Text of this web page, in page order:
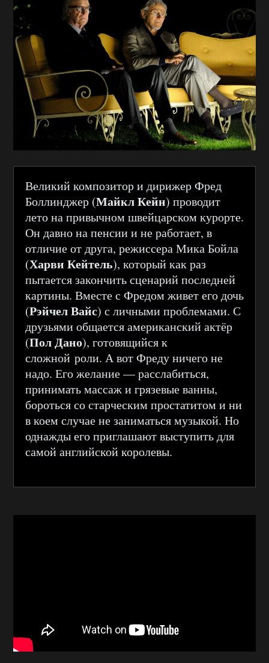
Великий композитор и дирижер Фред
Боллинджер (Майкл Кейн) проводит
лето на привычном швейцарском курорте.
Он давно на пенсии и не работает, в
отличие от друга, режиссера Мика Бойла
(Харви Кейтель), который как раз
пытается закончить сценарий последней
картины. Вместе с Фредом живет его дочь
(Рэйчел Вайс) с личными проблемами. С
друзьями общается американский актёр
(Пол Дано), готовящийся к
сложной роли. А вот Фреду ничего не
надо. Его желание — расслабиться,
принимать массаж и грязевые ванны,
бороться со старческим простатитом и ни
в коем случае не заниматься музыкой. Но
однажды его приглашают выступить для
самой английской королевы.